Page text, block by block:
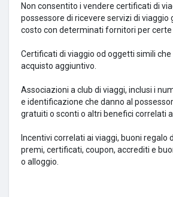
Non consentito i vendere certificati di
possessore di ricevere servizi di viaggio
costo con determinati fornitori per certe
Certificati di viaggio od oggetti simili che
acquisto aggiuntivo.
Associazioni a club di viaggi, inclusi i
e identificazione che danno al
gratuiti o sconti o altri benefici correlati
Incentivi correlati ai viaggi, buoni regalo
premi, certificati, coupon, accrediti e
o alloggio.